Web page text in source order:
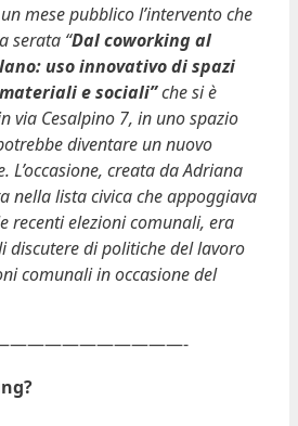
mese pubblico l’intervento che
serata “Dal coworking al
uso innovativo di spazi
e sociali”che si è
via Cesalpino 7, in uno spazio
diventare un nuovo
L’occasione, creata da Adriana
nella lista civica che appoggiava
recenti elezioni comunali, era
discutere di politiche del lavoro
comunali in occasione del